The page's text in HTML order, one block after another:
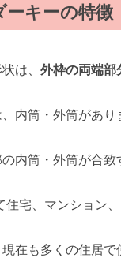
キーの特徴
は、 外枠の両端部
内筒・外筒があり
内筒・外筒が合致
宅、マンション
在も多くの住居で